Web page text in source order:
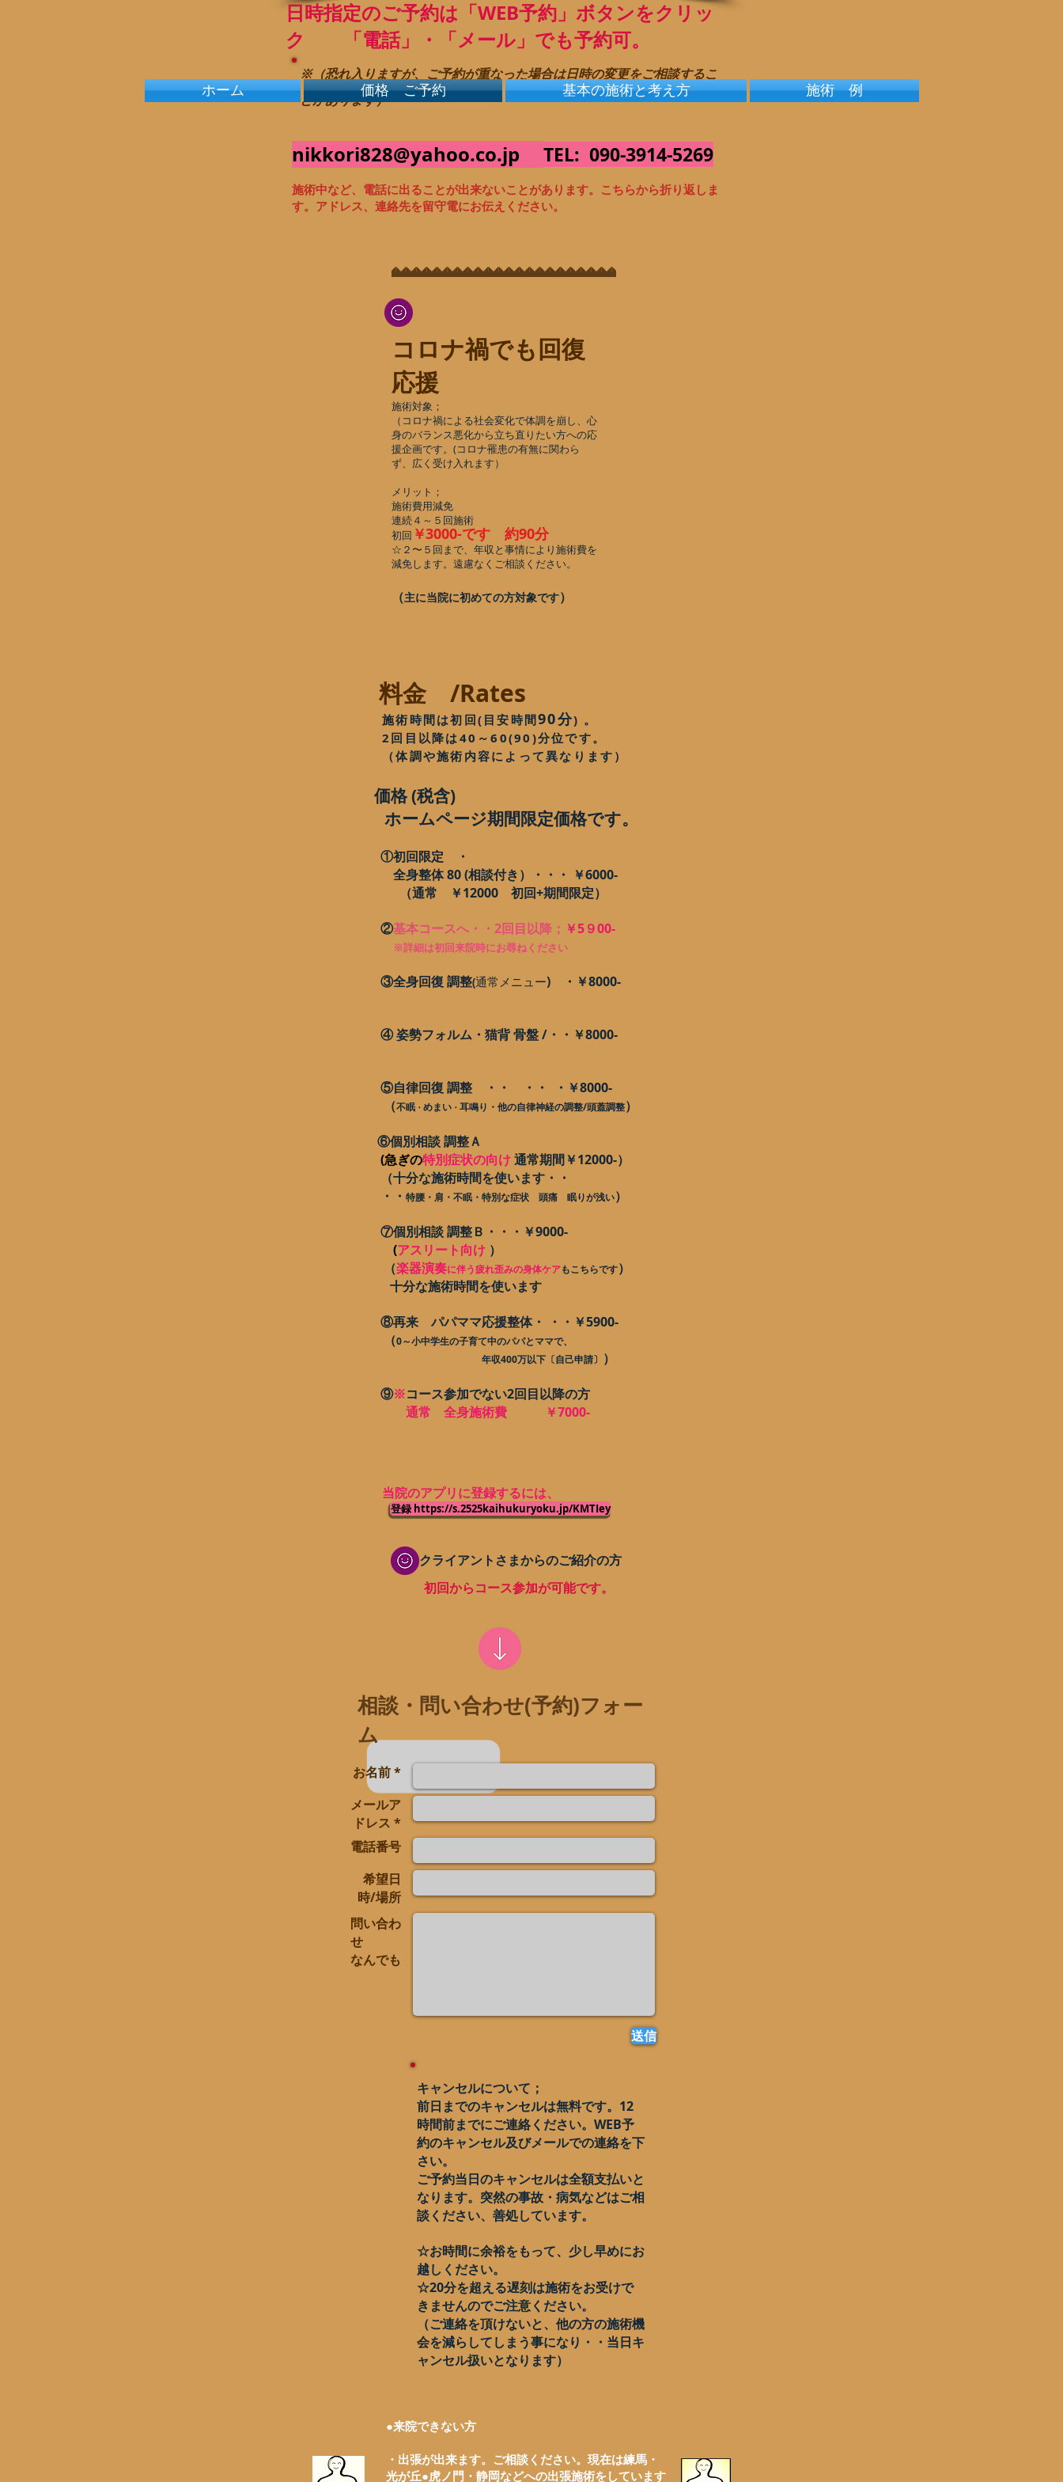
ホーム 価格 ご予約 基本の施術と考え方 施術 例
​日時指定のご予約は「WEB予約」ボタンをクリッ
ク 「電話」・「メール」でも予約可。
※（恐れ入りますが、ご予約が重なった場合は日時の変更をご相談するこ
とがあります）
nikkori828@yahoo.co.jp TEL: 090-3914-5269
施術中など、電話に出ることが出来ないことがあります。 こちらから折り返しま
す。アドレス、連絡先を留守電にお伝えください。
コロナ禍でも回復
応援
施術対象；
（コロナ禍による社会変化で体調を崩し、心
身のバランス悪化から立ち直りたい方への応
援企画です。(コロナ罹患の有無に関わら
ず、広く受け入れます）
メリット；
施術費用減免
連続４～５回施術
初回 ￥3000-です 約90分
☆２〜５回まで、年収と事情により施術費を
減免します。遠慮なくご相談ください。
（主に当院に初めての方対象です）
料金 /Rates
施術時間は初回(目安時間90分) 。
2回目以降は40～60(90)分位です。
（体調や施術内容によって異なります）
価格 (税含)
ホームページ期間限定価格です。
①初回限定 ・
全身整体 80 (相談付き）・・・ ￥6000-
（通常 ￥12000 初回+期間限定）
②基本コースへ・・2回目以降； ￥5９00-
※詳細は初回来院時にお尋ねください
​ ③全身回復 調整(通常メニュー) ・￥8000-
​ ④ 姿勢フォルム・猫背 骨盤 /・・￥8000-
⑤自律回復 調整 ・・ ・・ ・￥8000-
（不眠 ・ めまい ・ 耳鳴り・他の自律神経の調整/頭蓋調整）
⑥個別相談 調整Ａ
(急ぎの特別症状の向け通常期間￥12000-）
（十分な施術時間を使います・・
・・ 特腰・肩・不眠・特別な症状 頭痛 眠りが浅い）
⑦個別相談 調整Ｂ・・・￥9000-
(アスリート向け ）
（楽器演奏に伴う疲れ歪みの身体ケアもこちらです）
十分な施術時間を使います
⑧再来 パパママ応援整体・ ・・￥5900-
（0～小中学生の子育て中のパパとママで、
年収400万以下〔自己申請〕 ）
⑨※コース参加でない2回目以降の方
通常 全身施術費 ￥7000-
当院のアプリに登録するには、
登録 https://s.2525kaihukuryoku.jp/KMTIey
クライアントさまからのご紹介の方
初回からコース参加が可能です。
​相談・問い合わせ(予約)フォー
ム
お名前 *
メールア
ドレス *
電話番号
希望日
時/場所
問い合わ
せ
なんでも
送信
キャンセルについて；
前日までのキャンセルは無料です。12
時間前までにご連絡ください。WEB予
約のキャンセル及びメールでの連絡を下
さい。
ご予約当日のキャンセルは全額支払いと
なります。突然の事故・病気などはご相
談ください、善処しています。
☆お時間に余裕をもって、少し早めにお
越しください。
☆20分を超える遅刻は施術をお受けで
きませんのでご注意ください。
（ご連絡を頂けないと、他の方の施術機
会を減らしてしまう事になり・・当日キ
ャンセル扱いとなります）
​●来院できない方
・出張が出来ます。ご相談ください。現在は練馬・
光が丘●虎ノ門・静岡などへの出張施術をしています